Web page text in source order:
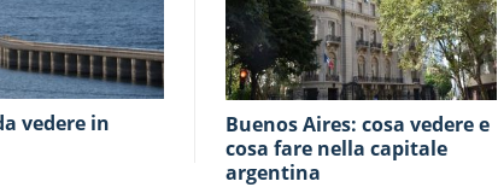
Buenos Aires: cosa vedere e
cosa fare nella capitale
argentina